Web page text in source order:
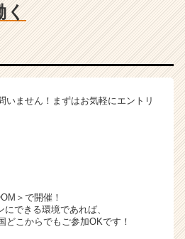
ません！まずはお気軽にエントリ
＞で開催！
できる環境であれば、
こからでもご参加OKです！